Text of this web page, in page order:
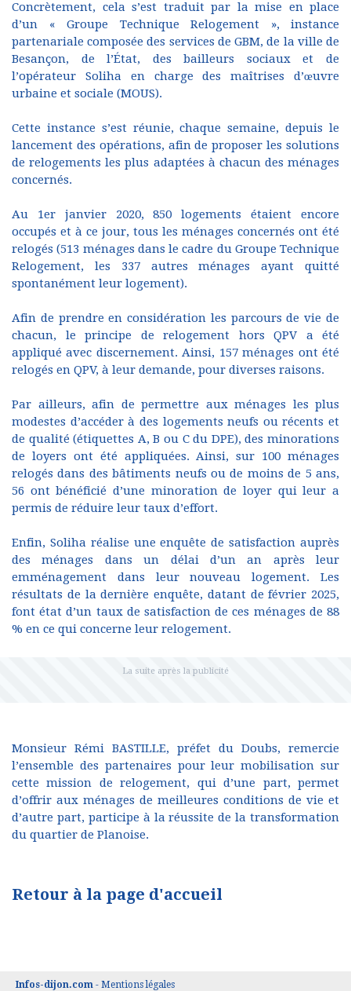
Concrètement, cela s’est traduit par la mise en place
d’un « Groupe Technique Relogement », instance
partenariale composée des services de GBM, de la ville de
Besançon, de l’État, des bailleurs sociaux et de
l’opérateur Soliha en charge des maîtrises d’œuvre
urbaine et sociale (MOUS).
Cette instance s’est réunie, chaque semaine, depuis le
lancement des opérations, afin de proposer les solutions
de relogements les plus adaptées à chacun des ménages
concernés.
Au 1er janvier 2020, 850 logements étaient encore
occupés et à ce jour, tous les ménages concernés ont été
relogés (513 ménages dans le cadre du Groupe Technique
Relogement, les 337 autres ménages ayant quitté
spontanément leur logement).
Afin de prendre en considération les parcours de vie de
chacun, le principe de relogement hors QPV a été
appliqué avec discernement. Ainsi, 157 ménages ont été
relogés en QPV, à leur demande, pour diverses raisons.
Par ailleurs, afin de permettre aux ménages les plus
modestes d’accéder à des logements neufs ou récents et
de qualité (étiquettes A, B ou C du DPE), des minorations
de loyers ont été appliquées. Ainsi, sur 100 ménages
relogés dans des bâtiments neufs ou de moins de 5 ans,
56 ont bénéficié d’une minoration de loyer qui leur a
permis de réduire leur taux d’effort.
Enfin, Soliha réalise une enquête de satisfaction auprès
des ménages dans un délai d’un an après leur
emménagement dans leur nouveau logement. Les
résultats de la dernière enquête, datant de février 2025,
font état d’un taux de satisfaction de ces ménages de 88
% en ce qui concerne leur relogement.
Monsieur Rémi BASTILLE, préfet du Doubs, remercie
l’ensemble des partenaires pour leur mobilisation sur
cette mission de relogement, qui d’une part, permet
d’offrir aux ménages de meilleures conditions de vie et
d’autre part, participe à la réussite de la transformation
du quartier de Planoise.
Retour à la page d'accueil
Infos-dijon.com - Mentions légales